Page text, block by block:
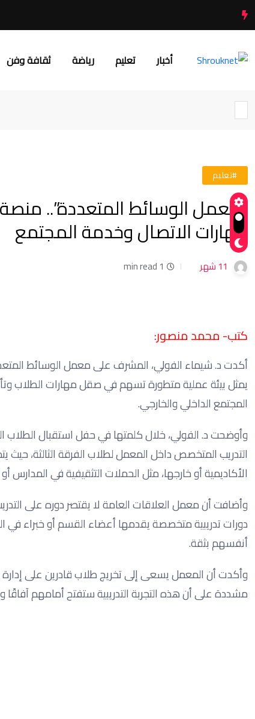
أخبار تعليم رياضة ثقافة وفن
#تعليم
“معمل الوسائط المتعددة”.. منصة
مهارات الاتصال وخدمة المجتمع
11 شهر 1 min read
كتب- محمد منصور:
أكدت د. شيماء الفولي، المشرف على معمل الوسائط
يمثل بيئة عملية متطورة تسهم في صقل مهارات الطلاب
المجتمع الداخلي والخارجي.
وأوضحت د. الفولي، خلال كلمتها في حفل استقبال الطلاب
التدريب المتخصص داخل المعمل لطلاب الفرقة الثالثة،
الأكاديمية أو خارجها، مثل الحملات التثقيفية في المدارس
وأضافت أن معمل العلاقات العامة لا يقتصر دوره على
دورات تدريبية متخصصة يقدمها أعضاء القسم أو خبراء في
أنفسهم بثقة.
وأكدت أن المعمل يسعى إلى تخريج طلاب قادرين على
مشددة على أن هذه التجربة التدريبية ستفتح أمامهم آفاقًا